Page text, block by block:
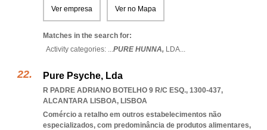
Ver empresa Ver no Mapa
Matches in the search for:
Activity categories: ...PURE HUNNA, LDA...
Pure Psyche, Lda
R PADRE ADRIANO BOTELHO 9 R/C ESQ., 1300-437,
ALCANTARA LISBOA, LISBOA
Comércio a retalho em outros estabelecimentos não
especializados, com predominância de produtos alimentares,